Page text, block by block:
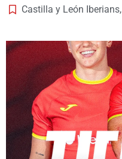
Castilla y León Iberians,